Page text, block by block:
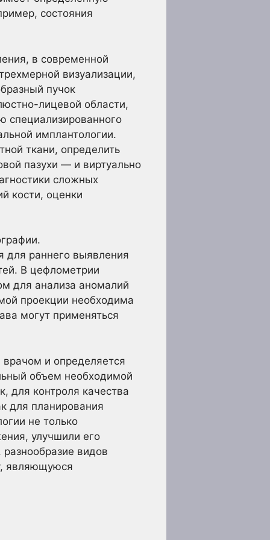
состояния
в современной
визуализации,
пучок
лицевой области,
специализированного
имплантологии.
ткани, определить
пазухи — и виртуально
сложных
кости, оценки
для раннего выявления
В цефлометрии
для анализа аномалий
проекции необходима
могут применяться
врачом и определяется
объем необходимой
для контроля качества
для планирования
не только
улучшили его
видов
являющуюся